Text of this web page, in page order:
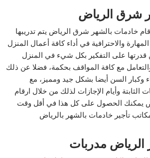
شرق الرياض
خادمات بالشهر شرق الرياض يتم تدريبها
والاحترافية في أداء كافة أعمال المنزل
قدرتها على التفكير بكل شيء في المنزل
مع كافة المواقف بحكمة، فضلا عن ذلك
وكبار السن أيضا بشكل جيد ومميز، مع
الثابتة وأيام الإجازات لذلك من خلال ارقام
يمكنك الحصول على كل هذا في أقل وقت
تأجير خادمات بالشهر بالرياض
الرياض مدربات